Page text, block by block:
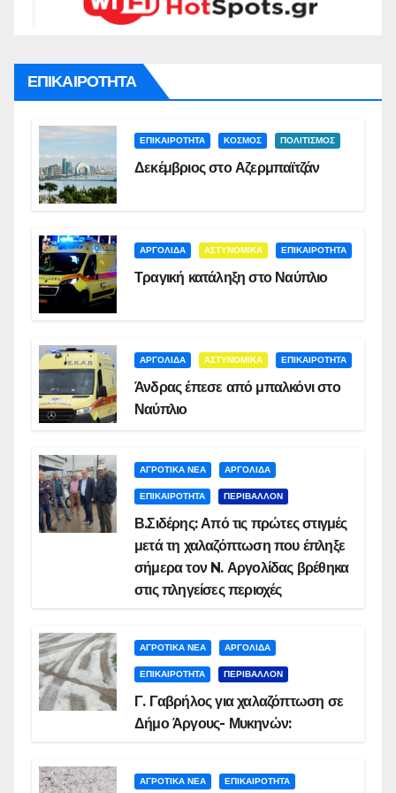
ΕΠΙΚΑΙΡΟΤΗΤΑ
ΕΠΙΚΑΙΡΟΤΗΤΑ ΚΟΣΜΟΣ ΠΟΛΙΤΙΣΜΟΣ
Δεκέμβριος στο Αζερμπαϊτζάν
ΑΡΓΟΛΙΔΑ ΑΣΤΥΝΟΜΙΚΑ ΕΠΙΚΑΙΡΟΤΗΤΑ
Τραγική κατάληξη στο Ναύπλιο
ΑΡΓΟΛΙΔΑ ΑΣΤΥΝΟΜΙΚΑ ΕΠΙΚΑΙΡΟΤΗΤΑ
Άνδρας έπεσε από μπαλκόνι στο
Ναύπλιο
ΑΓΡΟΤΙΚΑ ΝΕΑ ΑΡΓΟΛΙΔΑ
ΕΠΙΚΑΙΡΟΤΗΤΑ ΠΕΡΙΒΑΛΛΟΝ
Β.Σιδέρης: Από τις πρώτες στιγμές
μετά τη χαλαζόπτωση που έπληξε
σήμερα τον N. Αργολίδας βρέθηκα
στις πληγείσες περιοχές
ΑΓΡΟΤΙΚΑ ΝΕΑ ΑΡΓΟΛΙΔΑ
ΕΠΙΚΑΙΡΟΤΗΤΑ ΠΕΡΙΒΑΛΛΟΝ
Γ. Γαβρήλος για χαλαζόπτωση σε
Δήμο Άργους- Μυκηνών:
ΑΓΡΟΤΙΚΑ ΝΕΑ ΕΠΙΚΑΙΡΟΤΗΤΑ